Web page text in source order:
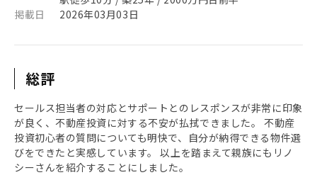
掲載日
2026年03月03日
総評
セールス担当者の対応とサポートとのレスポンスが非常に印象
が良く、不動産投資に対する不安が払拭できました。 不動産
投資初心者の質問についても明快で、自分が納得できる物件選
びをできたと実感しています。 以上を踏まえて親族にもリノ
シーさんを紹介することにしました。